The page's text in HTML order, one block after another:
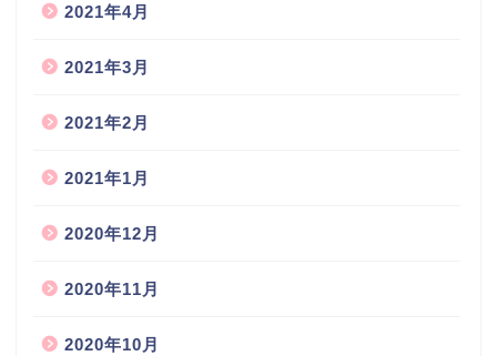
2021年4月
2021年3月
2021年2月
2021年1月
2020年12月
2020年11月
2020年10月